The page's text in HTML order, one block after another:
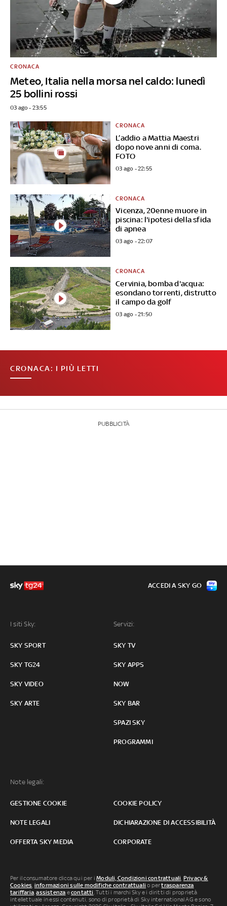
Meteo, Italia nella morsa nel caldo: lunedì
25 bollini rossi
CRONACA
03 ago - 23:55
L’addio a Mattia Maestri
dopo nove anni di coma.
FOTO
CRONACA
03 ago - 22:55
Vicenza, 20enne muore in
piscina: l'ipotesi della sfida
di apnea
CRONACA
03 ago - 22:07
Cervinia, bomba d'acqua:
esondano torrenti, distrutto
il campo da golf
CRONACA
03 ago - 21:50
CRONACA: I PIÙ LETTI
PUBBLICITÀ
I siti Sky:
SKY SPORT
SKY TG24
SKY VIDEO
SKY ARTE
Servizi:
SKY TV
SKY APPS
NOW
SKY BAR
SPAZI SKY
PROGRAMMI
Note legali:
GESTIONE COOKIE COOKIE POLICY
NOTE LEGALI DICHIARAZIONE DI ACCESSIBILITÀ
OFFERTA SKY MEDIA CORPORATE
ACCEDI A SKY GO
Per il consumatore clicca qui per iModuli, Condizioni contrattuali, Privacy &
Cookies, informazioni sulle modifiche contrattuali o pertrasparenza
tariffaria,assistenza econtatti. Tutti i marchi Sky e i diritti di proprietà
intellettuale in essi contenuti, sono di proprietà di Sky international AG e sono